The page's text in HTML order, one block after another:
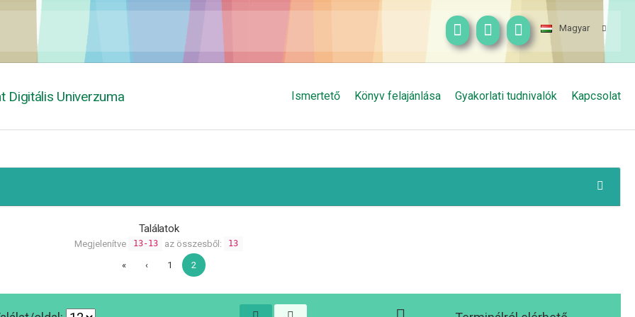
Magyar
Digitális Univerzuma Ismertető Könyv felajánlása Gyakorlati tudnivalók Kapcsolat
Találatok
Megjelenítve 13-13 az összesből: 13
« ‹ 1 2